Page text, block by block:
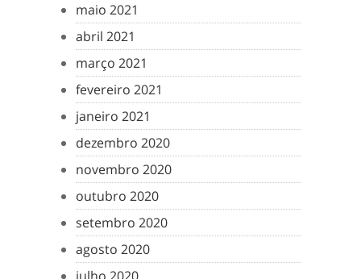
maio 2021
abril 2021
março 2021
fevereiro 2021
janeiro 2021
dezembro 2020
novembro 2020
outubro 2020
setembro 2020
agosto 2020